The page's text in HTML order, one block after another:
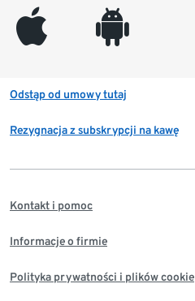
appleinc android
Odstąp od umowy tutaj
Rezygnacja z subskrypcji na kawę
Kontakt i pomoc
Informacje o firmie
Polityka prywatności i plików cookie